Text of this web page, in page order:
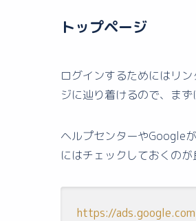
トップページ
ログインするためにはリ
ジに辿り着けるので、まず
ヘルプセンターやGoogle
にはチェックしておくのが
https://ads.google.com